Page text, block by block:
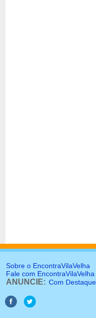
Sobre o EncontraVilaVelha
Fale com EncontraVilaVelha
ANUNCIE: Com Destaque